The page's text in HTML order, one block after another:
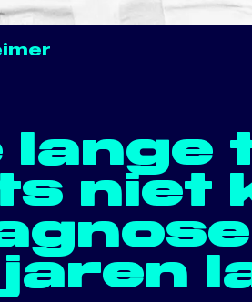
lange
niet